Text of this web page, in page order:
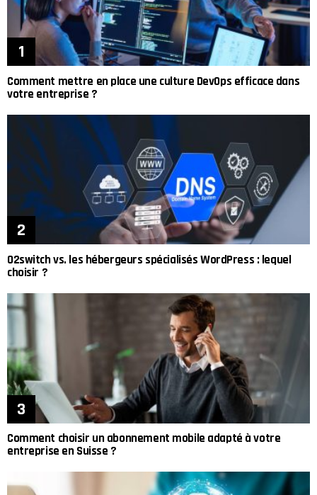
Comment mettre en place une culture DevOps efficace dans
votre entreprise ?
O2switch vs. les hébergeurs spécialisés WordPress : lequel
choisir ?
Comment choisir un abonnement mobile adapté à votre
entreprise en Suisse ?